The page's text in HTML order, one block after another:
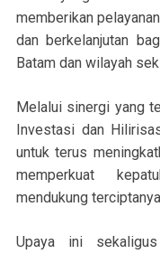
memberikan
dan berkelanjutan
Batam dan wilayah
Melalui sinergi yang
Investasi dan
untuk terus
memperkuat
mendukung
Upaya ini